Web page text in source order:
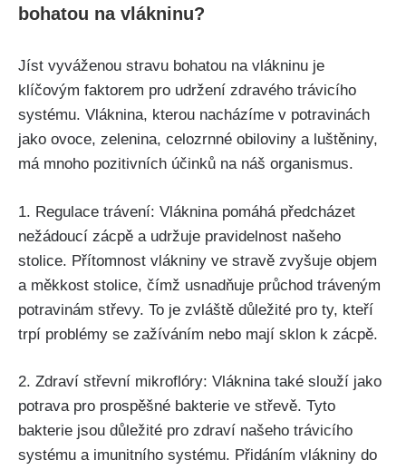
bohatou na vlákninu?
Jíst vyváženou stravu bohatou na​ vlákninu je
klíčovým‌ faktorem ‍pro udržení zdravého trávicího
systému. Vláknina, kterou nacházíme v potravinách
jako ‍ovoce,⁣ zelenina, celozrnné ‍obiloviny⁢ a luštěniny,⁣
má ‍mnoho pozitivních účinků ‍na náš organismus.
1. Regulace trávení: Vláknina⁢ pomáhá předcházet
nežádoucí zácpě a udržuje pravidelnost ⁢našeho⁢
stolice. Přítomnost vlákniny⁢ ve stravě zvyšuje objem ​
a ​měkkost stolice, čímž⁤ usnadňuje průchod tráveným
potravinám střevy. To je zvláště ⁤důležité‍ pro​ ty, kteří
trpí problémy se⁢ zažíváním ⁢nebo mají ⁤sklon k‍ zácpě.
2. Zdraví střevní mikroflóry: Vláknina také slouží jako
potrava pro prospěšné bakterie ve střevě. ⁤Tyto
bakterie jsou důležité pro zdraví našeho trávicího
‌systému a ⁢imunitního systému. Přidáním vlákniny⁣ do